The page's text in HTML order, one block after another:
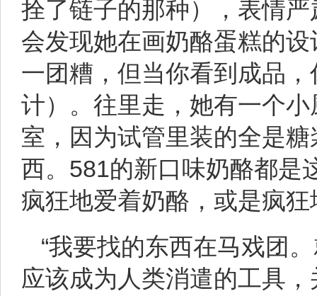
拴了链子的那种），表情
会发现她在画奶酪蛋糕的
一团糟，但当你看到成品
计）。往里走，她有一个
室，因为试管里装的全是
西。581的新口味奶酪都是
疯狂地爱着奶酪，或是疯狂
“我要找的东西在马戏团
应该成为人类消遣的工具